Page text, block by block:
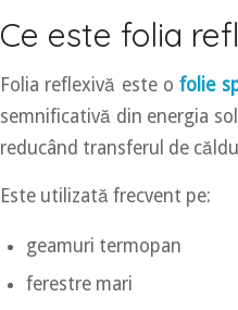
Ce este folia
Folia reflexivă este ofolie
semnificativă din energia
reducând transferul de
Este utilizată frecvent pe:
geamuri termopan
ferestre mari